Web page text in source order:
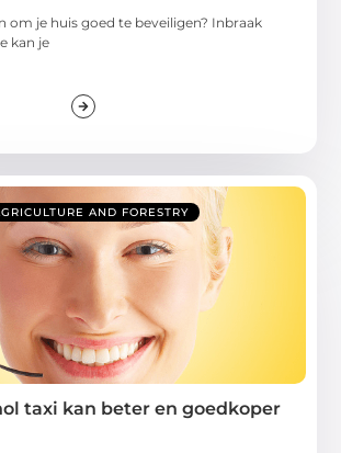
om je huis goed te beveiligen? Inbraak
kan je
AND FORESTRY
taxi kan beter en goedkoper